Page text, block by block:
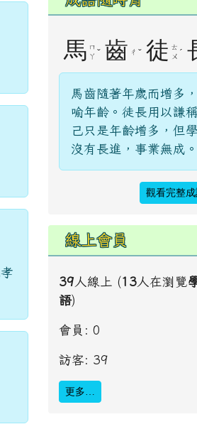
馬 ㄇ
ㄚ ˇ 齒 ㄔ ˇ 徒 ㄊ
ㄨ ˊ
馬齒隨著年歲而增多
喻年齡。徒長用以謙
己只是年齡增多，但
沒有長進，事業無成
觀看完整
線上會員
39 人線上 (13 人在瀏覽
語)
會員: 0
訪客: 39
更多…